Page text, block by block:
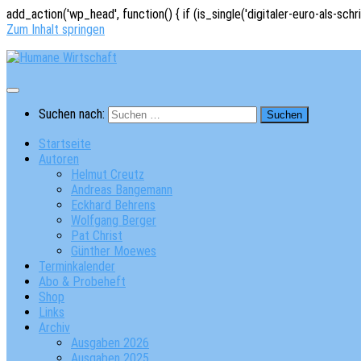
add_action('wp_head', function() { if (is_single('digitaler-euro-als-
Zum Inhalt springen
Suchen nach:
Startseite
Autoren
Helmut Creutz
Andreas Bangemann
Eckhard Behrens
Wolfgang Berger
Pat Christ
Günther Moewes
Terminkalender
Abo & Probeheft
Shop
Links
Archiv
Ausgaben 2026